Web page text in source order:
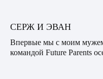
СЕРЖ И ЭВАН
Впервые мы с моим
командой Future Parents